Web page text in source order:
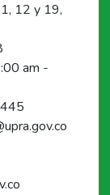
12 y 19,
am -